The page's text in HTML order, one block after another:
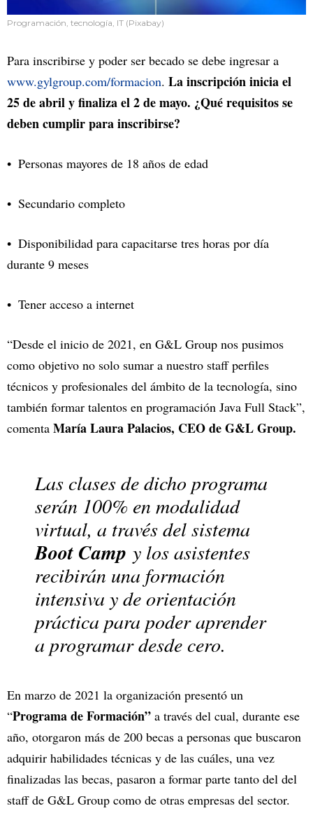
Programación, tecnología, IT (Pixabay)
Para inscribirse y poder ser becado se debe ingresar a
www.gylgroup.com/formacion. La inscripción inicia el
25 de abril y finaliza el 2 de mayo. ¿Qué requisitos se
deben cumplir para inscribirse?
Personas mayores de 18 años de edad
Secundario completo
Disponibilidad para capacitarse tres horas por día
durante 9 meses
Tener acceso a internet
“Desde el inicio de 2021, en G&L Group nos pusimos
como objetivo no solo sumar a nuestro staff perfiles
técnicos y profesionales del ámbito de la tecnología, sino
también formar talentos en programación Java Full Stack”,
comenta María Laura Palacios, CEO de G&L Group.
Las clases de dicho programa
serán 100% en modalidad
virtual, a través del sistema
Boot Camp y los asistentes
recibirán una formación
intensiva y de orientación
práctica para poder aprender
a programar desde cero.
En marzo de 2021 la organización presentó un
“Programa de Formación” a través del cual, durante ese
año, otorgaron más de 200 becas a personas que buscaron
adquirir habilidades técnicas y de las cuáles, una vez
finalizadas las becas, pasaron a formar parte tanto del del
staff de G&L Group como de otras empresas del sector.